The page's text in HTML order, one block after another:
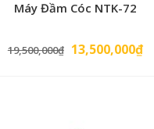
Máy Đầm Cóc NTK-72
19,500,000₫ Giá
13,500,000₫Giá